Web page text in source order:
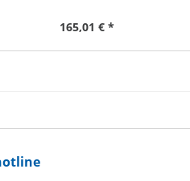
165,01 € *